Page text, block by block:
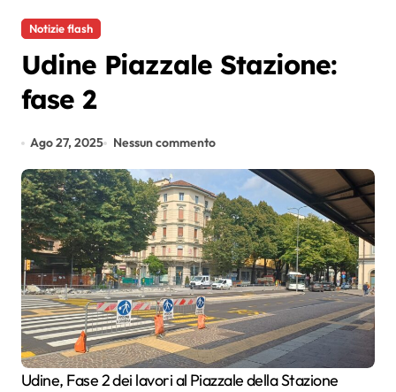
Notizie flash
Udine Piazzale Stazione:
fase 2
Ago 27, 2025 Nessun commento
Udine, Fase 2 dei lavori al Piazzale della Stazione